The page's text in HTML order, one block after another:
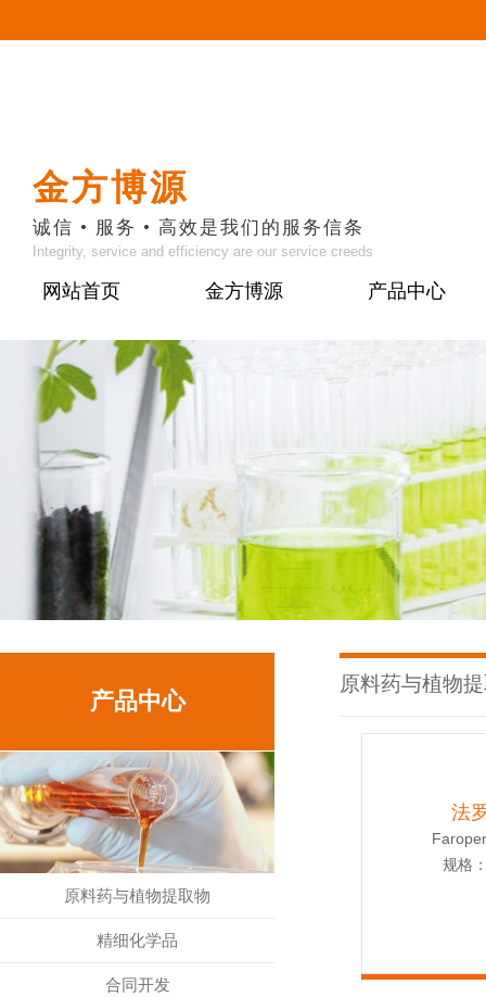
金方博源
诚信 • 服务 • 高效是我们的服务信条
Integrity, service and efficiency are our service creeds
网站首页 金方博源 产品中心
产品中心
原料药与植物提取物
精细化学品
合同开发
原料药与植物
法
规格